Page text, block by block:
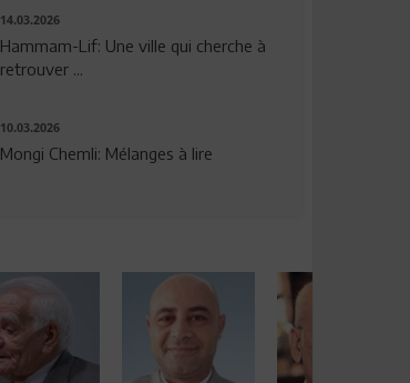
14.03.2026
Hammam-Lif: Une ville qui cherche à
retrouver ...
10.03.2026
Mongi Chemli: Mélanges à lire